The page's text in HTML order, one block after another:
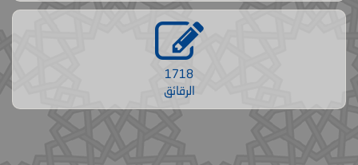
1718
الرقائق